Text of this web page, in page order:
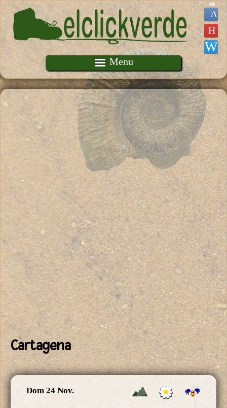
Pasar al contenido principal
Menu
Cartagena
Dom 24 Nov.